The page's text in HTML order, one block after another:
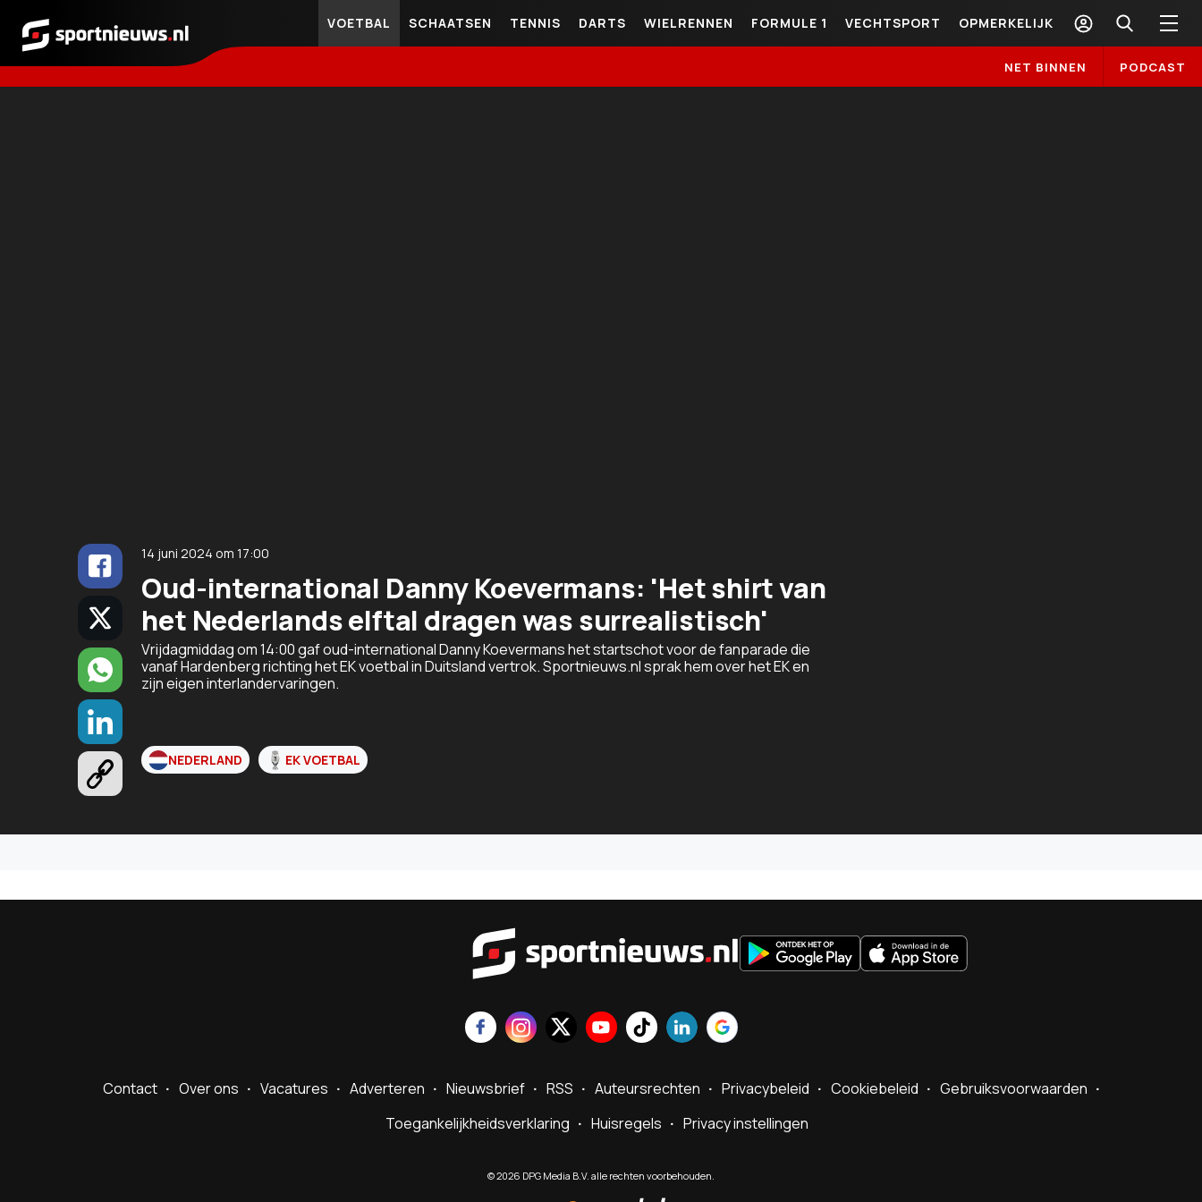
Sportnieuws.nl
VOETBAL SCHAATSEN TENNIS DARTS WIELRENNEN FORMULE 1 VECHTSPORT OPMERKELIJK
NET BINNEN PODCAST
14 juni 2024 om 17:00
Oud-international Danny Koevermans: 'Het shirt van
het Nederlands elftal dragen was surrealistisch'
Vrijdagmiddag om 14:00 gaf oud-international Danny Koevermans het startschot voor de fanparade die
vanaf Hardenberg richting het EK voetbal in Duitsland vertrok. Sportnieuws.nl sprak hem over het EK en
zijn eigen interlandervaringen.
NEDERLAND EK VOETBAL
Sportnieuws.nl
Contact Over ons Vacatures Adverteren Nieuwsbrief RSS Auteursrechten Privacybeleid Cookiebeleid
Gebruiksvoorwaarden
Toegankelijkheidsverklaring
Huisregels Privacy instellingen
©2026 DPG Media B.V. alle rechten voorbehouden.